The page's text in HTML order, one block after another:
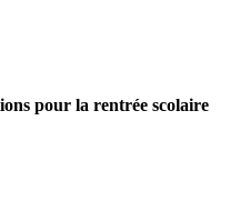
pour la rentrée scolaire